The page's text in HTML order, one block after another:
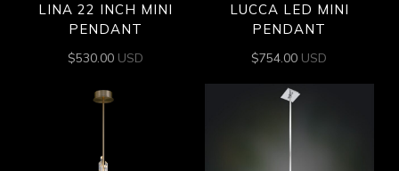
LINA 22 INCH MINI
PENDANT
$530.00 USD
LUCCA LED MINI
PENDANT
$754.00 USD